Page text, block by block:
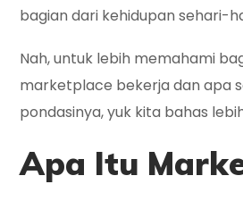
bagian dari kehidupan sehari-
Nah, untuk lebih memahami
marketplace bekerja dan apa
pondasinya, yuk kita bahas
Apa Itu